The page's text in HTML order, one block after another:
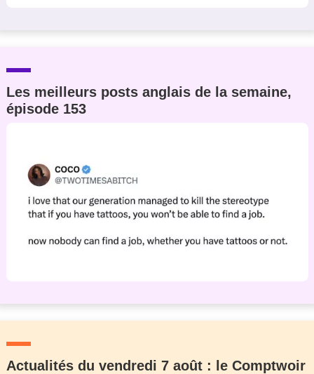
Les meilleurs posts anglais de la semaine,
épisode 153
Actualités du vendredi 7 août : le Comptwoir